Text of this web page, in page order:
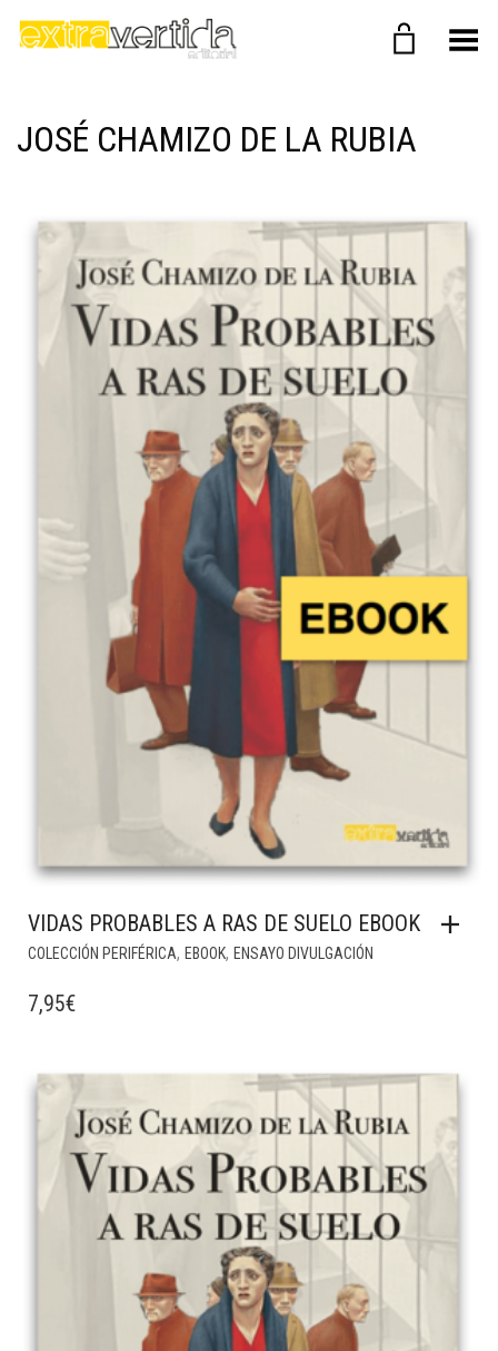
Menú
JOSÉ CHAMIZO DE LA RUBIA
VIDAS PROBABLES A RAS DE SUELO EBOOK
COLECCIÓN PERIFÉRICA, EBOOK, ENSAYO DIVULGACIÓN
7,95€